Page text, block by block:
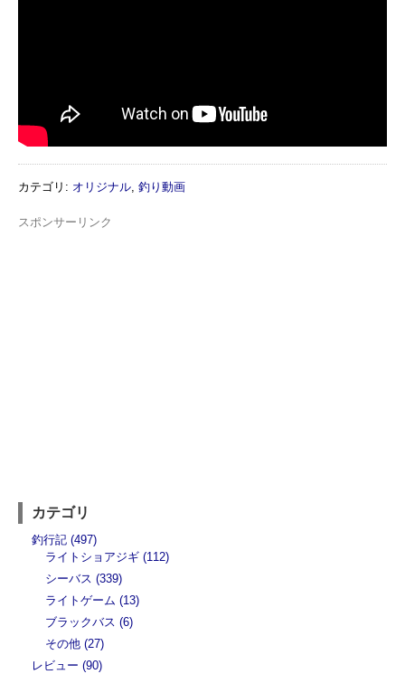
カテゴリ : オリジナル, 釣り動画
スポンサーリンク
カテゴリ
釣行記 (497)
ライトショアジギ (112)
シーバス (339)
ライトゲーム (13)
ブラックバス (6)
その他 (27)
レビュー (90)